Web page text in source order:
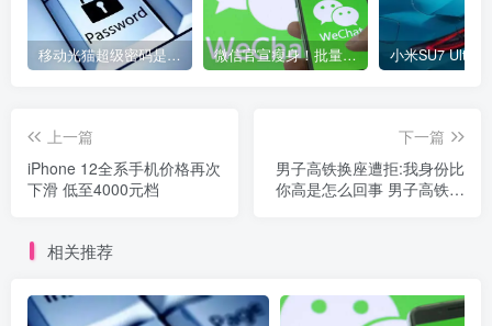
移动光猫超级密码是多少？移动光猫超级管理员后台账号与密码 微信官宣瘦身！批量清理原图新功能来了 安卓、iOS均可使用
上一篇
iPhone 12全系手机价格再次
下滑 低至4000元档
下一篇
男子高铁换座遭拒:我身份比
你高是怎么回事 男子高铁换
相关推荐